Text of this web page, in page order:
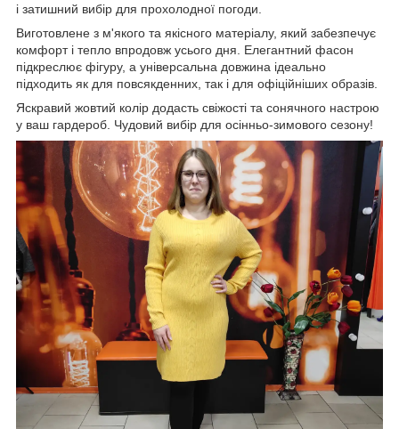
і затишний вибір для прохолодної погоди.
Виготовлене з м'якого та якісного матеріалу, який забезпечує
комфорт і тепло впродовж усього дня. Елегантний фасон
підкреслює фігуру, а універсальна довжина ідеально
підходить як для повсякденних, так і для офіційніших образів.
Яскравий жовтий колір додасть свіжості та сонячного настрою
у ваш гардероб. Чудовий вибір для осінньо-зимового сезону!